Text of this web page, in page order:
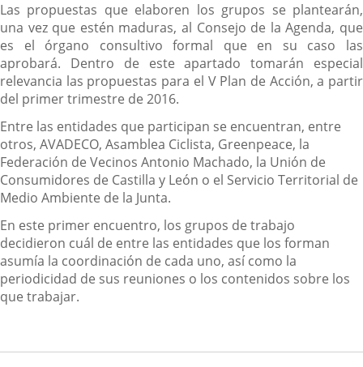
Las propuestas que elaboren los grupos se plantearán,
una vez que estén maduras, al Consejo de la Agenda, que
es el órgano consultivo formal que en su caso las
aprobará. Dentro de este apartado tomarán especial
relevancia las propuestas para el V Plan de Acción, a partir
del primer trimestre de 2016.
Entre las entidades que participan se encuentran, entre
otros, AVADECO, Asamblea Ciclista, Greenpeace, la
Federación de Vecinos Antonio Machado, la Unión de
Consumidores de Castilla y León o el Servicio Territorial de
Medio Ambiente de la Junta.
En este primer encuentro, los grupos de trabajo
decidieron cuál de entre las entidades que los forman
asumía la coordinación de cada uno, así como la
periodicidad de sus reuniones o los contenidos sobre los
que trabajar.